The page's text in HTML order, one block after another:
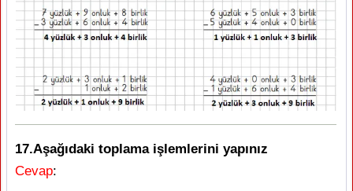
17.Aşağıdaki toplama işlemlerini yapınız
Cevap: